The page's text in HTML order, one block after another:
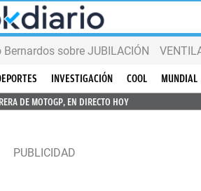
Bernardos sobre JUBILACIÓN
INVESTIGACIÓN COOL
MUNDIAL
DE MOTOGP, EN DIRECTO HOY